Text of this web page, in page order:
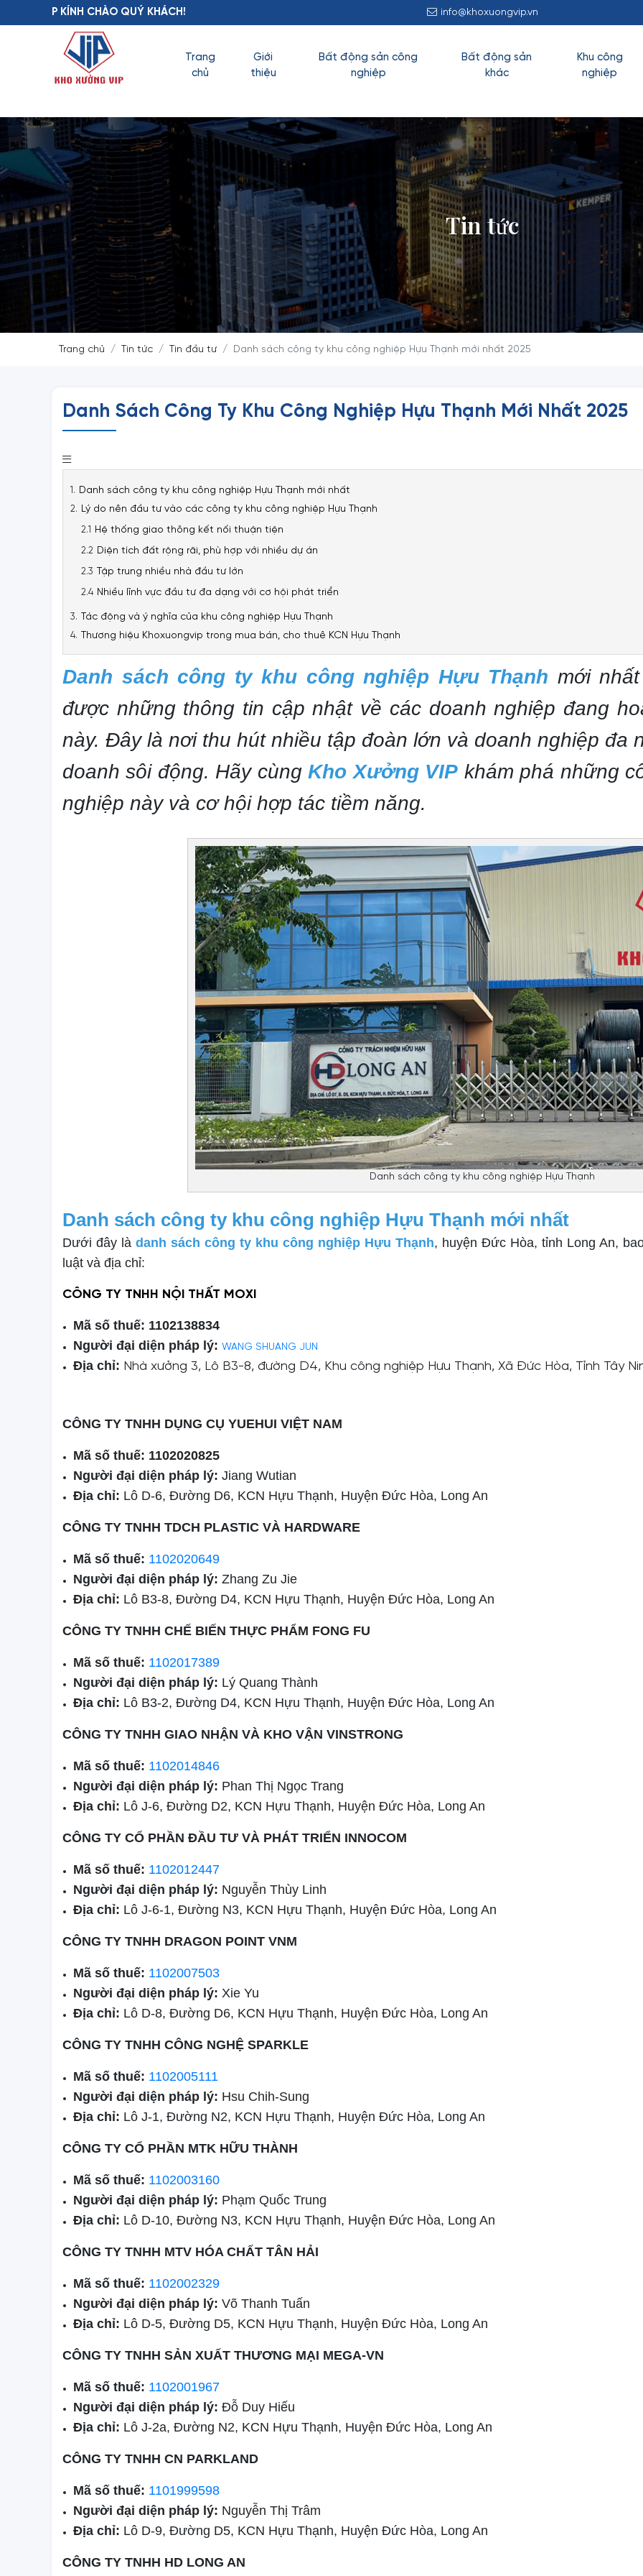
QUÝ KHÁCH! info@khoxuongvip.vn
Trang
chủ
Giới
thiệu
Bất động sản công
nghiệp
Bất động sản
khác
Khu công
nghiệp
Tin tức
Trang chủ Tin tức Tin đầu tư Danh sách công ty khu công nghiệp Hựu Thạnh mới nhất 2025
Danh Sách Công Ty Khu Công Nghiệp Hựu Thạnh Mới Nhất 2025
Danh sách công ty khu công nghiệp Hựu Thạnh mới nhất
Lý do nên đầu tư vào các công ty khu công nghiệp Hựu Thạnh
Hệ thống giao thông kết nối thuận tiện
Diện tích đất rộng rãi, phù hợp với nhiều dự án
Tập trung nhiều nhà đầu tư lớn
Nhiều lĩnh vực đầu tư đa dạng với cơ hội phát triển
Tác động và ý nghĩa của khu công nghiệp Hựu Thạnh
Thương hiệu Khoxuongvip trong mua bán, cho thuê KCN Hựu Thạnh
Danh sách công ty khu công nghiệp Hựu Thạnh mới
được những thông tin cập nhật về các doanh nghiệp đang
này. Đây là nơi thu hút nhiều tập đoàn lớn và doanh nghiệp đa
doanh sôi động. Hãy cùngKho Xưởng VIP khám phá những
nghiệp này và cơ hội hợp tác tiềm năng.
Danh sách công ty khu công nghiệp Hựu Thạnh
Danh sách công ty khu công nghiệp Hựu Thạnh mới nhất
Dưới đây là danh sách công ty khu công nghiệp Hựu Thạnh, huyện Đức Hòa, tỉnh Long An,
luật và địa chỉ:
CÔNG TY TNHH NỘI THẤT MOXI
Mã số thuế: 1102138834
Người đại diện pháp lý: WANG SHUANG JUN
Địa chỉ: Nhà xưởng 3, Lô B3-8, đường D4, Khu công nghiệp Hựu Thạnh, Xã Đức Hòa, Tỉnh Tây
CÔNG TY TNHH DỤNG CỤ YUEHUI VIỆT NAM
Mã số thuế: 1102020825
Người đại diện pháp lý: Jiang Wutian
Địa chỉ: Lô D-6, Đường D6, KCN Hựu Thạnh, Huyện Đức Hòa, Long An
CÔNG TY TNHH TDCH PLASTIC VÀ HARDWARE
Mã số thuế: 1102020649
Người đại diện pháp lý: Zhang Zu Jie
Địa chỉ: Lô B3-8, Đường D4, KCN Hựu Thạnh, Huyện Đức Hòa, Long An
CÔNG TY TNHH CHẾ BIẾN THỰC PHẨM FONG FU
Mã số thuế: 1102017389
Người đại diện pháp lý: Lý Quang Thành
Địa chỉ: Lô B3-2, Đường D4, KCN Hựu Thạnh, Huyện Đức Hòa, Long An
CÔNG TY TNHH GIAO NHẬN VÀ KHO VẬN VINSTRONG
Mã số thuế: 1102014846
Người đại diện pháp lý: Phan Thị Ngọc Trang
Địa chỉ: Lô J-6, Đường D2, KCN Hựu Thạnh, Huyện Đức Hòa, Long An
CÔNG TY CỔ PHẦN ĐẦU TƯ VÀ PHÁT TRIỂN INNOCOM
Mã số thuế: 1102012447
Người đại diện pháp lý: Nguyễn Thùy Linh
Địa chỉ: Lô J-6-1, Đường N3, KCN Hựu Thạnh, Huyện Đức Hòa, Long An
CÔNG TY TNHH DRAGON POINT VNM
Mã số thuế: 1102007503
Người đại diện pháp lý: Xie Yu
Địa chỉ: Lô D-8, Đường D6, KCN Hựu Thạnh, Huyện Đức Hòa, Long An
CÔNG TY TNHH CÔNG NGHỆ SPARKLE
Mã số thuế: 1102005111
Người đại diện pháp lý: Hsu Chih-Sung
Địa chỉ: Lô J-1, Đường N2, KCN Hựu Thạnh, Huyện Đức Hòa, Long An
CÔNG TY CỔ PHẦN MTK HỮU THÀNH
Mã số thuế: 1102003160
Người đại diện pháp lý: Phạm Quốc Trung
Địa chỉ: Lô D-10, Đường N3, KCN Hựu Thạnh, Huyện Đức Hòa, Long An
CÔNG TY TNHH MTV HÓA CHẤT TÂN HẢI
Mã số thuế: 1102002329
Người đại diện pháp lý: Võ Thanh Tuấn
Địa chỉ: Lô D-5, Đường D5, KCN Hựu Thạnh, Huyện Đức Hòa, Long An
CÔNG TY TNHH SẢN XUẤT THƯƠNG MẠI MEGA-VN
Mã số thuế: 1102001967
Người đại diện pháp lý: Đỗ Duy Hiếu
Địa chỉ: Lô J-2a, Đường N2, KCN Hựu Thạnh, Huyện Đức Hòa, Long An
CÔNG TY TNHH CN PARKLAND
Mã số thuế: 1101999598
Người đại diện pháp lý: Nguyễn Thị Trâm
Địa chỉ: Lô D-9, Đường D5, KCN Hựu Thạnh, Huyện Đức Hòa, Long An
CÔNG TY TNHH HD LONG AN